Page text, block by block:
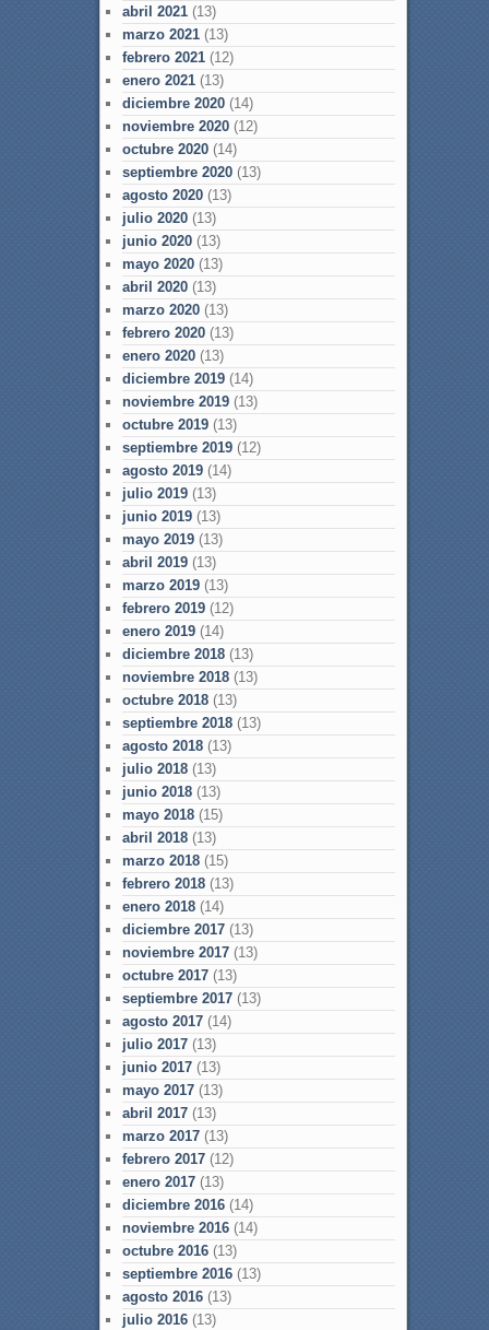
abril 2021(13)
marzo 2021(13)
febrero 2021(12)
enero 2021(13)
diciembre 2020(14)
noviembre 2020(12)
octubre 2020(14)
septiembre 2020(13)
agosto 2020(13)
julio 2020(13)
junio 2020(13)
mayo 2020(13)
abril 2020(13)
marzo 2020(13)
febrero 2020(13)
enero 2020(13)
diciembre 2019(14)
noviembre 2019(13)
octubre 2019(13)
septiembre 2019(12)
agosto 2019(14)
julio 2019(13)
junio 2019(13)
mayo 2019(13)
abril 2019(13)
marzo 2019(13)
febrero 2019(12)
enero 2019(14)
diciembre 2018(13)
noviembre 2018(13)
octubre 2018(13)
septiembre 2018(13)
agosto 2018(13)
julio 2018(13)
junio 2018(13)
mayo 2018(15)
abril 2018(13)
marzo 2018(15)
febrero 2018(13)
enero 2018(14)
diciembre 2017(13)
noviembre 2017(13)
octubre 2017(13)
septiembre 2017(13)
agosto 2017(14)
julio 2017(13)
junio 2017(13)
mayo 2017(13)
abril 2017(13)
marzo 2017(13)
febrero 2017(12)
enero 2017(13)
diciembre 2016(14)
noviembre 2016(14)
octubre 2016(13)
septiembre 2016(13)
agosto 2016(13)
julio 2016(13)